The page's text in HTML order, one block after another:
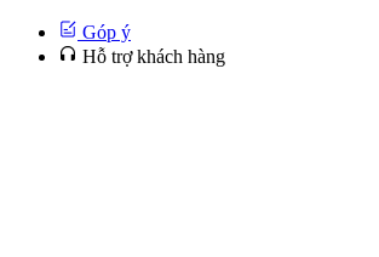
Góp ý
Hỗ trợ khách hàng